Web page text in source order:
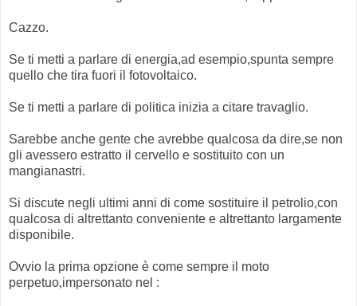
Cazzo.
Se ti metti a parlare di energia,ad esempio,spunta sempre
quello che tira fuori il fotovoltaico.
Se ti metti a parlare di politica inizia a citare travaglio.
Sarebbe anche gente che avrebbe qualcosa da dire,se non
gli avessero estratto il cervello e sostituito con un
mangianastri.
Si discute negli ultimi anni di come sostituire il petrolio,con
qualcosa di altrettanto conveniente e altrettanto largamente
disponibile.
Ovvio la prima opzione è come sempre il moto
perpetuo,impersonato nel :